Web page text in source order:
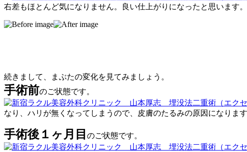
右差もほとんど気になりません。良い仕上がりになったと思います。
続きまして、まぶたの変化を見てみましょう。
手術前のご状態です。
なり、ハリが無くなってしまうので、皮膚のたるみの原因になります
手術後１ヶ月目 のご状態です。